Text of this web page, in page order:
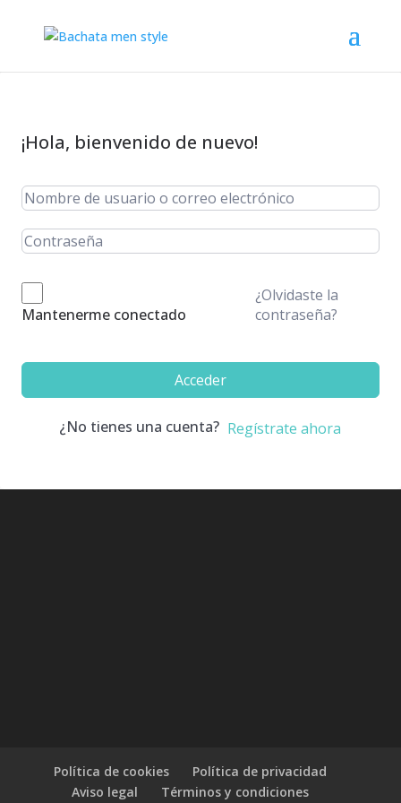
¡Hola, bienvenido de nuevo!
Mantenerme conectado
¿Olvidaste la
contraseña?
Acceder
¿No tienes una cuenta? Regístrate ahora
Política de cookies
Política de privacidad
Aviso legal
Términos y condiciones